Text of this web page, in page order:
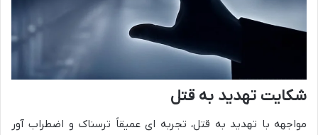
شکایت تهدید به قتل
مواجهه با تهدید به قتل، تجربه ای عمیقاً ترسناک و اضطراب آور